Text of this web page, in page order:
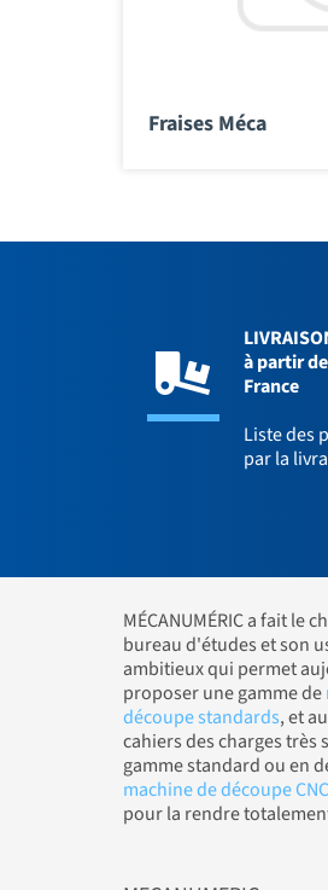
Fraises Méca
à partir
France
Liste des
par la
MÉCANUMÉRIC a fait le
bureau d'études et son
ambitieux qui permet
proposer une gamme de
découpe standards, et
cahiers des charges très
gamme standard ou en
machine de découpe
pour la rendre